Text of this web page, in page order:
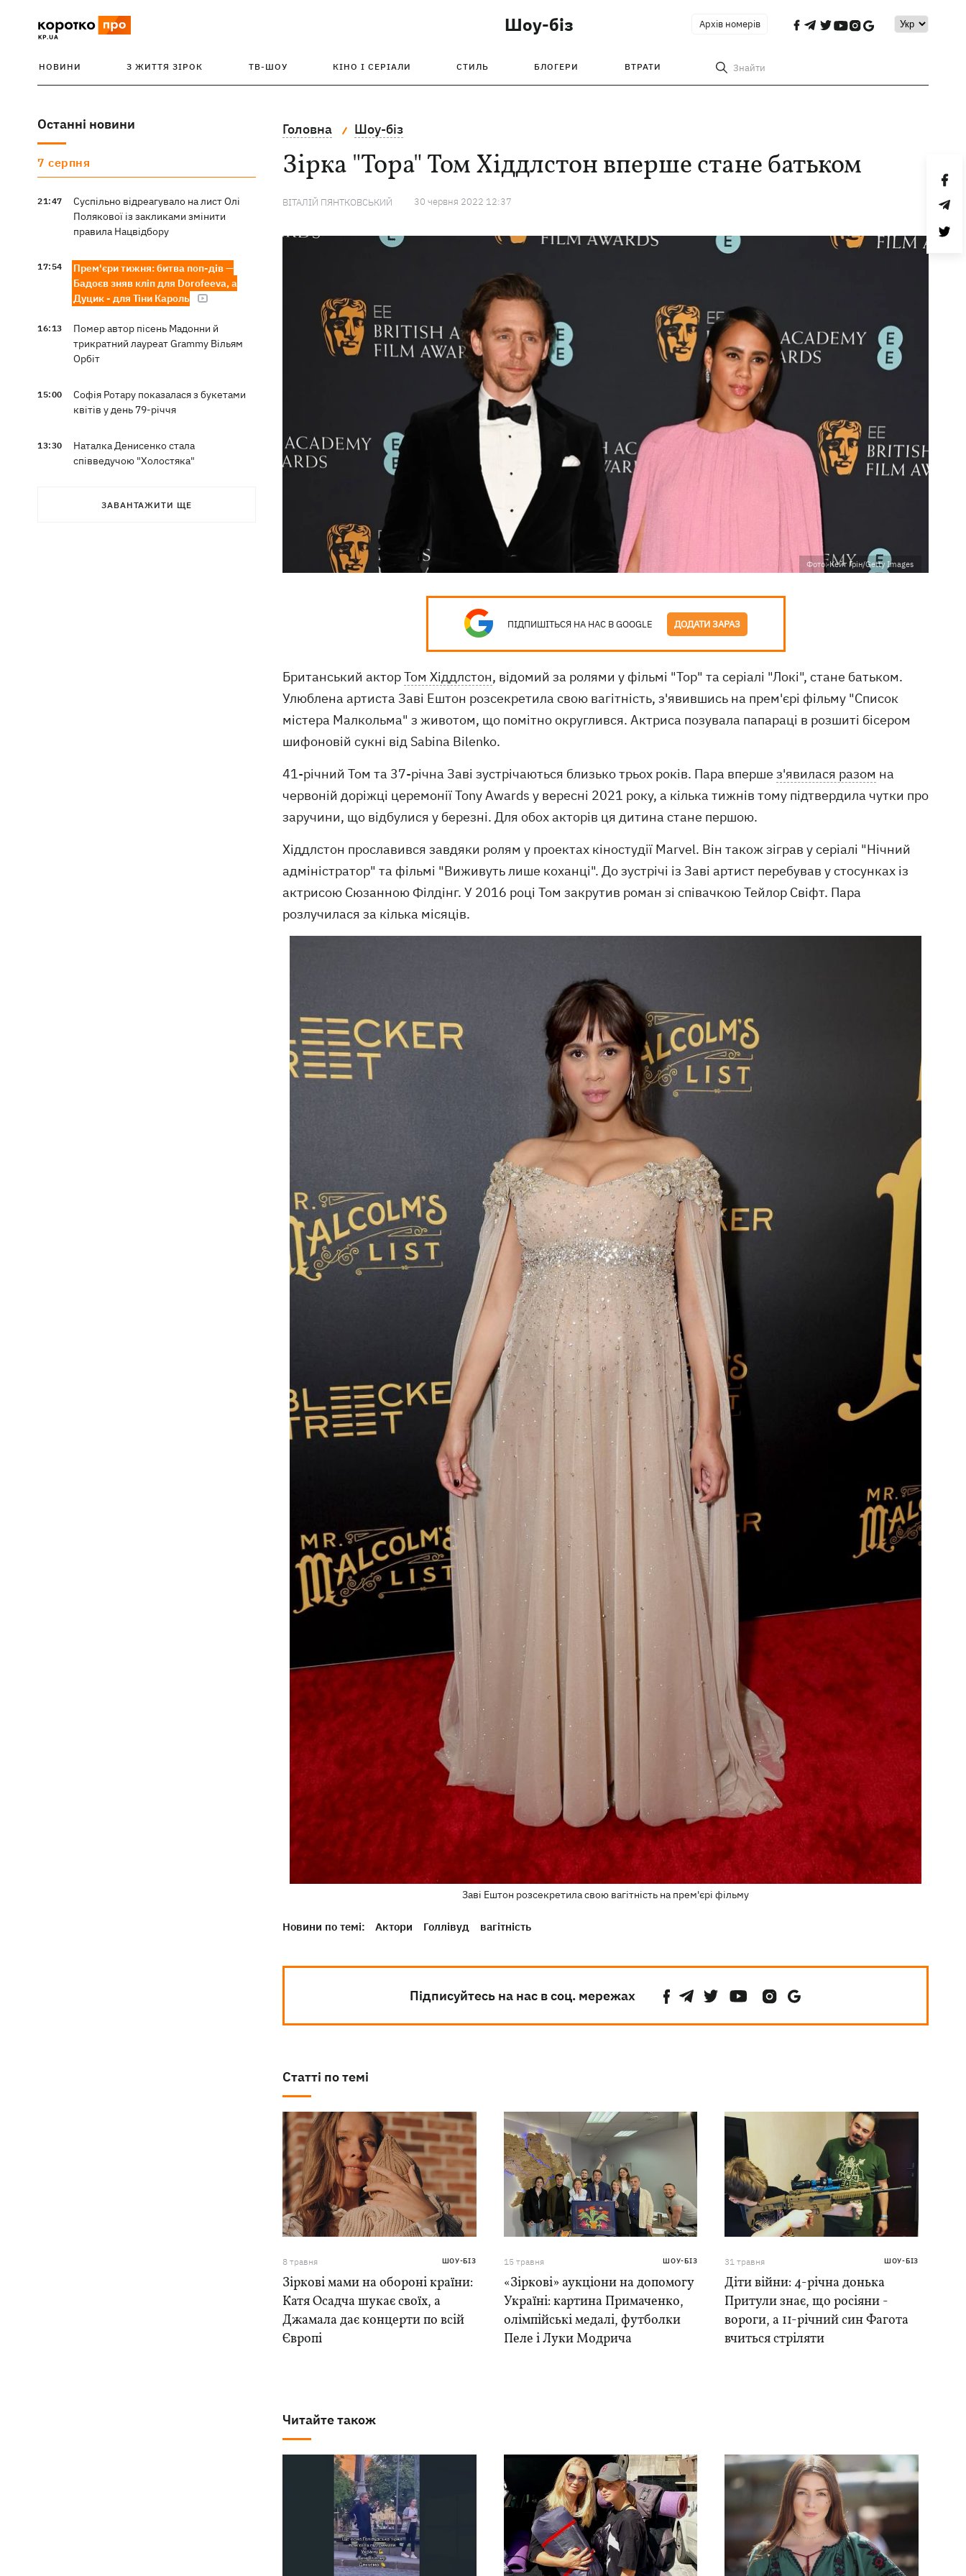
Шоу-біз Архів номерів
НОВИНИ З ЖИТТЯ ЗІРОК ТВ-ШОУ КІНО І СЕРІАЛИ СТИЛЬ БЛОГЕРИ ВТРАТИ Знайти
Останні новини
7 серпня
21:47
Суспільно відреагувало на лист Олі
Полякової із закликами змінити
правила Нацвідбору
17:54
Прем'єри тижня: битва поп-дів —
Бадоєв зняв кліп для Dorofeeva, а
Дуцик - для Тіни Кароль
16:13
Помер автор пісень Мадонни й
трикратний лауреат Grammy Вільям
Орбіт
15:00
Софія Ротару показалася з букетами
квітів у день 79-річчя
13:30
Наталка Денисенко стала
співведучою "Холостяка"
тренеркою дорослого "Голосу"
ЗАВАНТАЖИТИ ЩЕ
Головна Шоу-біз
Зірка "Тора" Том Хіддлстон вперше стане батьком
ВІТАЛІЙ ПЯНТКОВСЬКИЙ 30 червня 2022 12:37
Фото: Кейт Грін/Getty Images
ПІДПИШІТЬСЯ НА НАС В GOOGLE ДОДАТИ ЗАРАЗ
Британський акторТом Хіддлстон, відомий за ролями у фільмі "Тор" та серіалі "Локі", стане батьком.
Улюблена артиста Заві Ештон розсекретила свою вагітність, з'явившись на прем'єрі фільму "Список
містера Малкольма" з животом, що помітно округлився. Актриса позувала папараці в розшиті бісером
шифоновій сукні від Sabina Bilenko.
41-річний Том та 37-річна Заві зустрічаються близько трьох років. Пара вперше з'явилася разом на
червоній доріжці церемонії Tony Awards у вересні 2021 року, а кілька тижнів тому підтвердила чутки про
заручини, що відбулися у березні. Для обох акторів ця дитина стане першою.
Хіддлстон прославився завдяки ролям у проектах кіностудії Marvel. Він також зіграв у серіалі "Нічний
адміністратор" та фільмі "Виживуть лише коханці". До зустрічі із Заві артист перебував у стосунках із
актрисою Сюзанною Філдінг. У 2016 році Том закрутив роман зі співачкою Тейлор Свіфт. Пара
розлучилася за кілька місяців.
Заві Ештон розсекретила свою вагітність на прем'єрі фільму
Новини по темі: Актори Голлівуд вагітність
Підписуйтесь на нас в соц. мережах
Статті по темі
8 травня ШОУ-БІЗ
Зіркові мами на обороні країни:
Катя Осадча шукає своїх, а
Джамала дає концерти по всій
Європі
15 травня ШОУ-БІЗ
«Зіркові» аукціони на допомогу
Україні: картина Примаченко,
олімпійські медалі, футболки
Пеле і Луки Модрича
31 травня ШОУ-БІЗ
Діти війни: 4-річна донька
Притули знає, що росіяни -
вороги, а 11-річний син Фагота
вчиться стріляти
Читайте також